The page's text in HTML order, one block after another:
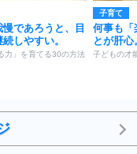
であろうと、目
しやすい。
力」を育てる30の方法
子育て
何事も「
とが肝心
子どもの才